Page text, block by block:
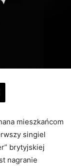
mieszkańcom
singiel
brytyjskiej
nagranie